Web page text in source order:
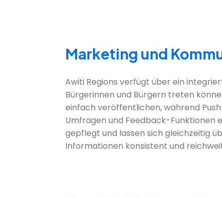
Marketing und
Awiti Regions verfügt über ein
Bürgerinnen und Bürgern treten
einfach veröffentlichen, während
Umfragen und Feedback-Funktionen
gepflegt und lassen sich gleichzeitig
Informationen konsistent und